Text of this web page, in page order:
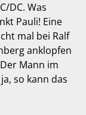
DC. Was
Pauli! Eine
mal bei Ralf
anklopfen
Mann im
so kann das